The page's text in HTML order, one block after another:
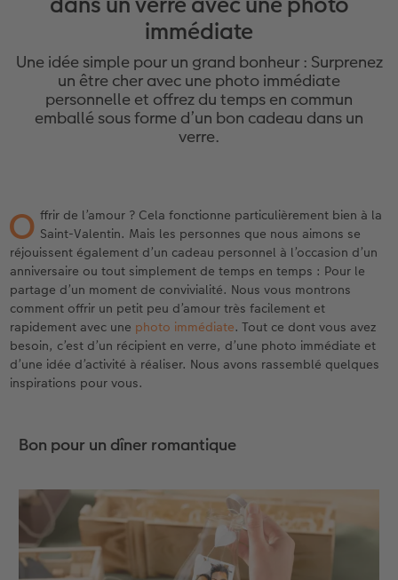
Étui personnalisé
LIVRE PHOTO CEWE Bébé
Couverture en cuir et en lin
Possibilités de commande
Exemples
Témoignages clients
Coffeetable Book «Art Collection»
Accessoires
Tirages photo sur papier recyclé
Lot de photos
Autocollants photo
Photo d’identité
Accessoires
Affiche carte personnalisée
hexxas
Photo sous plexi
Photo sur bois
Tableau photo Prestige
Photo sur carton mousse
Multi-déco
Conseils décoration murale
Accessoires
Autres occasions
Cartes photo
Cartes postales
Décoration
École et bureau
Animaux de compagnie
Tirages créatifs
Boîte cadeau photo
Idées de cadeaux
Carte cadeau CEWE
Boîte à friandises personnalisée
Nouveautés
Calendriers muraux avec design
Calendrier mural A4 Panorama
Calendrier mural A3
Accessoires
Carte de vœux personnalisée
Pêle-mêle
Photo polyptique
Trouvez un magasin
pour l’anniversaire
Cadeaux pour le départ
Cadeaux photo pour Pâques
pour l’EVJF
Mariage
Concours photos
Témoignages
immédiate
Une idée simple pour un grand bonheur : Surprenez
un être cher avec une photo immédiate
personnelle et offrez du temps en commun
emballé sous forme d’un bon cadeau dans un
verre.
O ffrir de l’amour ? Cela fonctionne particulièrement bien à la
Saint-Valentin. Mais les personnes que nous aimons se
réjouissent également d’un cadeau personnel à l’occasion d’un
anniversaire ou tout simplement de temps en temps : Pour le
partage d’un moment de convivialité. Nous vous montrons
comment offrir un petit peu d’amour très facilement et
rapidement avec une photo immédiate. Tout ce dont vous avez
besoin, c’est d’un récipient en verre, d’une photo immédiate et
d’une idée d’activité à réaliser. Nous avons rassemblé quelques
inspirations pour vous.
Bon pour un dîner romantique